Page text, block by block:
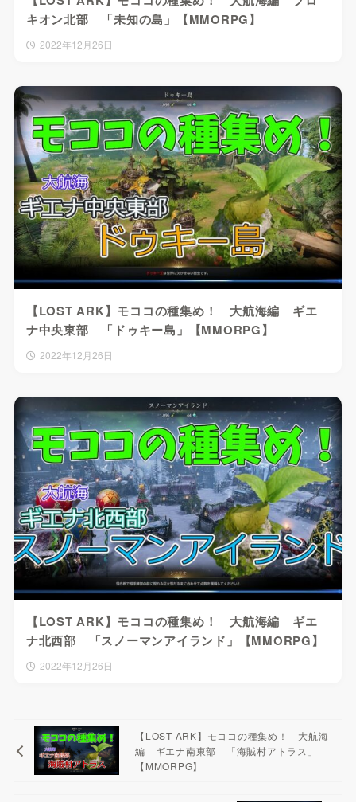
キオン北部 「未知の島」【MMORPG】
2022年12月26日
【LOST ARK】モココの種集め！ 大航海編 ギエ
ナ中央東部 「ドゥキー島」【MMORPG】
2022年12月26日
【LOST ARK】モココの種集め！ 大航海編 ギエ
ナ北西部 「スノーマンアイランド」【MMORPG】
2022年12月26日
【LOST ARK】モココの種集め！ 大航海
編 ギエナ南東部 「海賊村アトラス」
【MMORPG】